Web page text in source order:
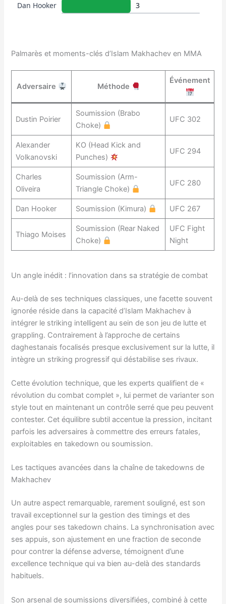
Dan Hooker 3
Palmarès et moments-clés d’Islam Makhachev en MMA
Adversaire Méthode
Événement
Dustin Poirier
Soumission (Brabo
Choke)
UFC 302
Alexander
Volkanovski
KO (Head Kick and
Punches)
UFC 294
Charles
Oliveira
Soumission (Arm-
Triangle Choke)
UFC 280
Dan Hooker Soumission (Kimura) UFC 267
Thiago Moises
Soumission (Rear Naked
Choke)
UFC Fight
Night
Un angle inédit : l’innovation dans sa stratégie de combat
Au-delà de ses techniques classiques, une facette souvent
ignorée réside dans la capacité d’Islam Makhachev à
intégrer le striking intelligent au sein de son jeu de lutte et
grappling. Contrairement à l’approche de certains
daghestanais focalisés presque exclusivement sur la lutte, il
intègre un striking progressif qui déstabilise ses rivaux.
Cette évolution technique, que les experts qualifient de «
révolution du combat complet », lui permet de varianter son
style tout en maintenant un contrôle serré que peu peuvent
contester. Cet équilibre subtil accentue la pression, incitant
parfois les adversaires à commettre des erreurs fatales,
exploitables en takedown ou soumission.
Les tactiques avancées dans la chaîne de takedowns de
Makhachev
Un autre aspect remarquable, rarement souligné, est son
travail exceptionnel sur la gestion des timings et des
angles pour ses takedown chains. La synchronisation avec
ses appuis, son ajustement en une fraction de seconde
pour contrer la défense adverse, témoignent d’une
excellence technique qui va bien au-delà des standards
habituels.
Son arsenal de soumissions diversifiées, combiné à cette